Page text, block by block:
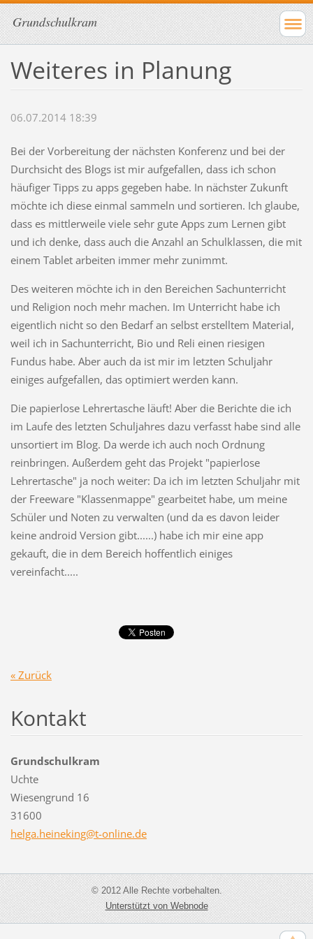
Grundschulkram
Weiteres in Planung
06.07.2014 18:39
Bei der Vorbereitung der nächsten Konferenz und bei der
Durchsicht des Blogs ist mir aufgefallen, dass ich schon
häufiger Tipps zu apps gegeben habe. In nächster Zukunft
möchte ich diese einmal sammeln und sortieren. Ich glaube,
dass es mittlerweile viele sehr gute Apps zum Lernen gibt
und ich denke, dass auch die Anzahl an Schulklassen, die mit
einem Tablet arbeiten immer mehr zunimmt.
Des weiteren möchte ich in den Bereichen Sachunterricht
und Religion noch mehr machen. Im Unterricht habe ich
eigentlich nicht so den Bedarf an selbst erstelltem Material,
weil ich in Sachunterricht, Bio und Reli einen riesigen
Fundus habe. Aber auch da ist mir im letzten Schuljahr
einiges aufgefallen, das optimiert werden kann.
Die papierlose Lehrertasche läuft! Aber die Berichte die ich
im Laufe des letzten Schuljahres dazu verfasst habe sind alle
unsortiert im Blog. Da werde ich auch noch Ordnung
reinbringen. Außerdem geht das Projekt "papierlose
Lehrertasche" ja noch weiter: Da ich im letzten Schuljahr mit
der Freeware "Klassenmappe" gearbeitet habe, um meine
Schüler und Noten zu verwalten (und da es davon leider
keine android Version gibt......) habe ich mir eine app
gekauft, die in dem Bereich hoffentlich einiges
vereinfacht.....
« Zurück
Kontakt
Grundschulkram
Uchte
Wiesengrund 16
31600
helga.heineking@t-online.de
© 2012 Alle Rechte vorbehalten.
Unterstützt von Webnode